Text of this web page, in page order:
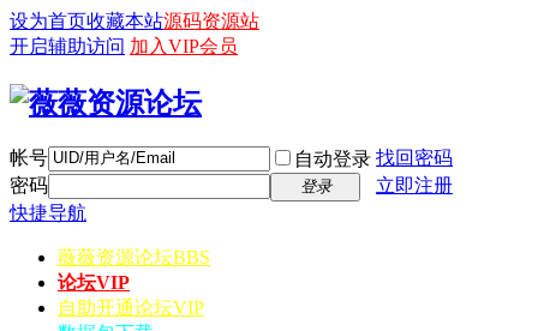
设为首页收藏本站源码资源站
开启辅助访问 加入VIP会员
帐号 自动登录 找回密码
密码
登录
立即注册
快捷导航
薇薇资源论坛BBS
论坛VIP
自助开通论坛VIP